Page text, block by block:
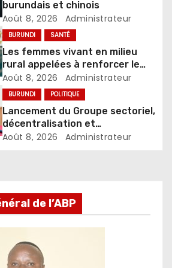
burundais et chinois
Août 8, 2026 Administrateur
BURUNDI SANTÉ
Les femmes vivant en milieu
rural appelées à renforcer le
dépistage des infections
sexuellement transmissibles
Août 8, 2026 Administrateur
BURUNDI POLITIQUE
Lancement du Groupe sectoriel,
décentralisation et
développement local
Août 8, 2026 Administrateur
de l’ABP